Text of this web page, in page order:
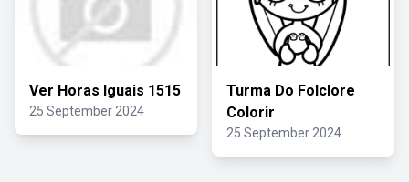
Ver Horas Iguais 1515
25 September 2024
Turma Do Folclore
Colorir
25 September 2024